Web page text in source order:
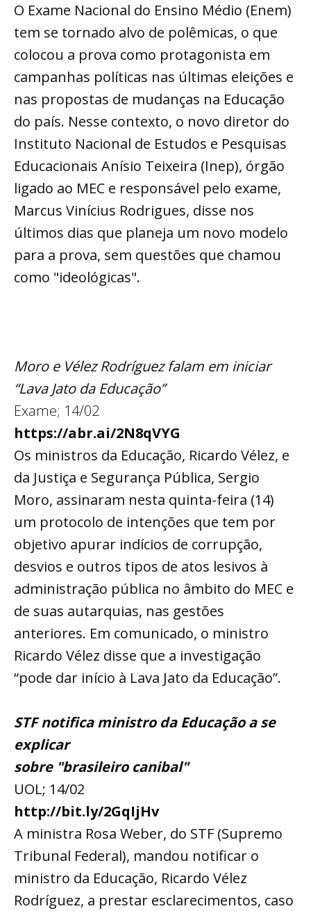
O Exame Nacional do Ensino Médio (Enem)
tem se tornado alvo de polêmicas, o que
colocou a prova como protagonista em
campanhas políticas nas últimas eleições e
nas propostas de mudanças na Educação
do país. Nesse contexto, o novo diretor do
Instituto Nacional de Estudos e Pesquisas
Educacionais Anísio Teixeira (Inep), órgão
ligado ao MEC e responsável pelo exame,
Marcus Vinícius Rodrigues, disse nos
últimos dias que planeja um novo modelo
para a prova, sem questões que chamou
como "ideológicas".
Moro e Vélez Rodríguez falam em iniciar
“Lava Jato da Educação”
Exame; 14/02
https://abr.ai/2N8qVYG
Os ministros da Educação, Ricardo Vélez, e
da Justiça e Segurança Pública, Sergio
Moro, assinaram nesta quinta-feira (14)
um protocolo de intenções que tem por
objetivo apurar indícios de corrupção,
desvios e outros tipos de atos lesivos à
administração pública no âmbito do MEC e
de suas autarquias, nas gestões
anteriores. Em comunicado, o ministro
Ricardo Vélez disse que a investigação
“pode dar início à Lava Jato da Educação”.
STF notifica ministro da Educação a se
explicar
sobre "brasileiro canibal"
UOL; 14/02
http://bit.ly/2GqIjHv
A ministra Rosa Weber, do STF (Supremo
Tribunal Federal), mandou notificar o
ministro da Educação, Ricardo Vélez
Rodríguez, a prestar esclarecimentos, caso